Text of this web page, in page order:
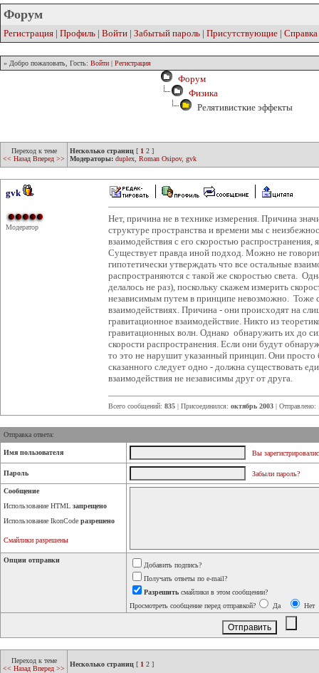
Форум
Регистрация | Профиль | Войти | Забытый пароль | Присутствующие | Справка
» Добро пожаловать, Гость: Войти | Регистрация
Форум
Физика
Релятивисткие эффекты
Переход к теме
<< Назад Вперед >>
Несколько страниц [ 1 2 ]
Модераторы: duplex Roman Osipov, gvk
gvk
Модератор
Нет, причина не в технике измерения. Причина
структуре пространства и времени мы с
взаимодействия с его скоростью
Существует правда иной подход. Можно не
гипотетически утверждать что все остальные
распространяются с такой же скоростью света.
делалось не раз), поскольку скажем измерить
независимым путем в принципе невозможно. Тоже
взаимодействиях. Причина - они происходят на
гравитационное взаимодействие. Никто из
гравитационных волн. Однако обнаружить их до
скорости распространения. Если они будут
то это не нарушит указанный принцип. Они
сказанного следует одно - должна существовать
взаимодействия не независимы друг от друга.
Всего сообщений: 835 | Присоединился: октябрь 2003 | Отправлено:
Отправка ответа:
Имя пользователя Вы
Пароль Забыли пароль?
Сообщение
Использование HTML запрещено
Использование IkonCode разрешено
Смайлики разрешены
Опции отправки
Добавить подпись?
Получать ответы по e-mail?
Разрешить смайлики в этом сообщении?
Просмотреть сообщение перед отправкой?
Да Нет
Переход к теме
<< Назад Вперед >>
Несколько страниц [ 1 2 ]